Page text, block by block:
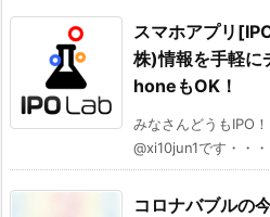
スマホアプリ
株)情報を手軽
honeもOK！
みなさんどうもIPO
@xi10jun1です・・
コロナバブルの